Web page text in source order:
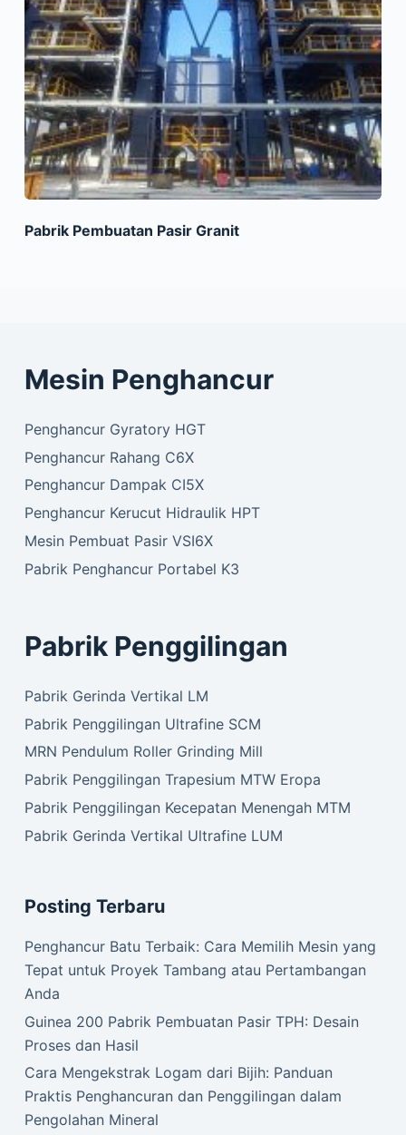
Pabrik Pembuatan Pasir Granit
Mesin Penghancur
Penghancur Gyratory HGT
Penghancur Rahang C6X
Penghancur Dampak CI5X
Penghancur Kerucut Hidraulik HPT
Mesin Pembuat Pasir VSI6X
Pabrik Penghancur Portabel K3
Pabrik Penggilingan
Pabrik Gerinda Vertikal LM
Pabrik Penggilingan Ultrafine SCM
MRN Pendulum Roller Grinding Mill
Pabrik Penggilingan Trapesium MTW Eropa
Pabrik Penggilingan Kecepatan Menengah MTM
Pabrik Gerinda Vertikal Ultrafine LUM
Posting Terbaru
Penghancur Batu Terbaik: Cara Memilih Mesin yang
Tepat untuk Proyek Tambang atau Pertambangan
Anda
Guinea 200 Pabrik Pembuatan Pasir TPH: Desain
Proses dan Hasil
Cara Mengekstrak Logam dari Bijih: Panduan
Praktis Penghancuran dan Penggilingan dalam
Pengolahan Mineral